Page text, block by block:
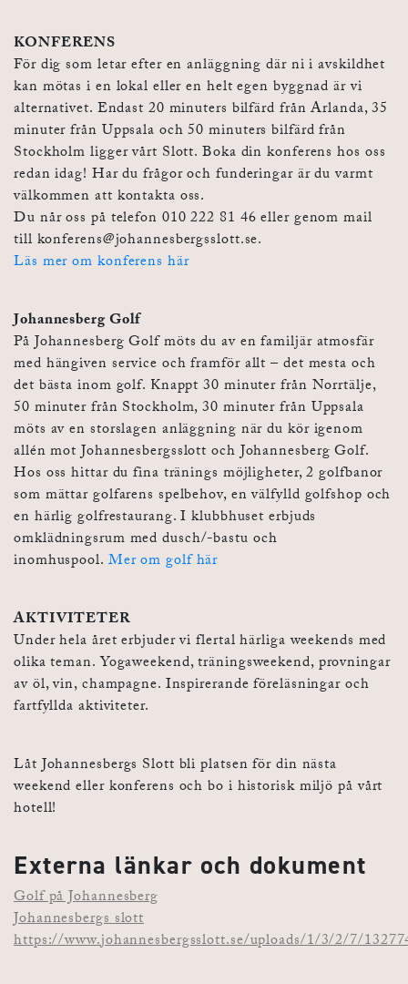
KONFERENS
För dig som letar efter en anläggning där ni i avskildhet
kan mötas i en lokal eller en helt egen byggnad är vi
alternativet. Endast 20 minuters bilfärd från Arlanda, 35
minuter från Uppsala och 50 minuters bilfärd från
Stockholm ligger vårt Slott. Boka din konferens hos oss
redan idag! Har du frågor och funderingar är du varmt
välkommen att kontakta oss.
Du når oss på telefon 010 222 81 46 eller genom mail
till konferens@johannesbergsslott.se.
Läs mer om konferens här
Johannesberg Golf
På Johannesberg Golf möts du av en familjär atmosfär
med hängiven service och framför allt – det mesta och
det bästa inom golf. Knappt 30 minuter från Norrtälje,
50 minuter från Stockholm, 30 minuter från Uppsala
möts av en storslagen anläggning när du kör igenom
allén mot Johannesbergsslott och Johannesberg Golf.
Hos oss hittar du fina tränings möjligheter, 2 golfbanor
som mättar golfarens spelbehov, en välfylld golfshop och
en härlig golfrestaurang. I klubbhuset erbjuds
omklädningsrum med dusch/-bastu och
inomhuspool. Mer om golf här
AKTIVITETER
Under hela året erbjuder vi flertal härliga weekends med
olika teman. Yogaweekend, träningsweekend, provningar
av öl, vin, champagne. Inspirerande föreläsningar och
fartfyllda aktiviteter.
Låt Johannesbergs Slott bli platsen för din nästa
weekend eller konferens ​och bo i historisk miljö på vårt
hotell!
Externa länkar och dokument
Golf på Johannesberg
Johannesbergs slott
https://www.johannesbergsslott.se/uploads/1/3/2/7/